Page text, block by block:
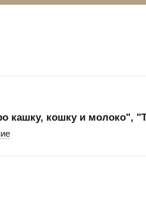
кашку, кошку и молоко",